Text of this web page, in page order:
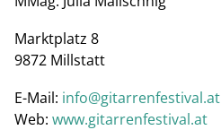
Marktplatz 8
9872 Millstatt
E-Mail: info@gitarrenfestival.at
Web: www.gitarrenfestival.at